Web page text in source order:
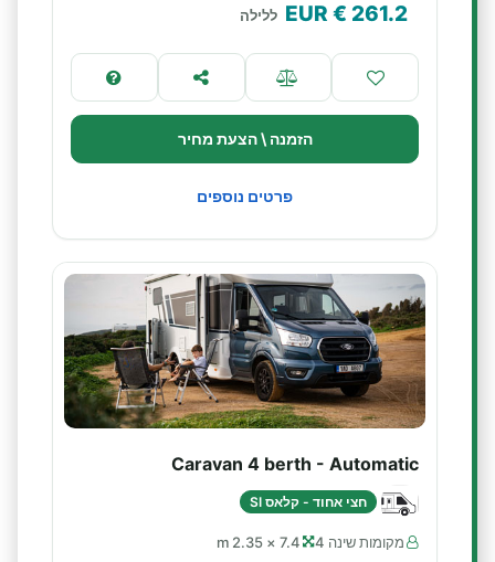
261.2
€ EUR ללילה
הזמנה \ הצעת מחיר
פרטים נוספים
Caravan 4 berth - Automatic
חצי אחוד - קלאס SI
מקומות שינה 4 7.4 × 2.35 m